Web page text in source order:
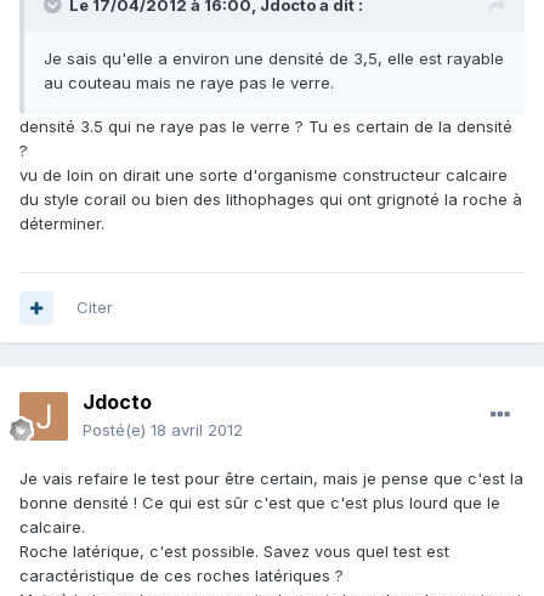
Le 17/04/2012 à 16:00, Jdocto a dit :
Je sais qu'elle a environ une densité de 3,5, elle est rayable
au couteau mais ne raye pas le verre.
densité 3.5 qui ne raye pas le verre ? Tu es certain de la densité
?
vu de loin on dirait une sorte d'organisme constructeur calcaire
du style corail ou bien des lithophages qui ont grignoté la roche à
déterminer.
Citer
Jdocto
Posté(e) 18 avril 2012
Je vais refaire le test pour être certain, mais je pense que c'est la
bonne densité ! Ce qui est sûr c'est que c'est plus lourd que le
calcaire.
Roche latérique, c'est possible. Savez vous quel test est
caractéristique de ces roches latériques ?